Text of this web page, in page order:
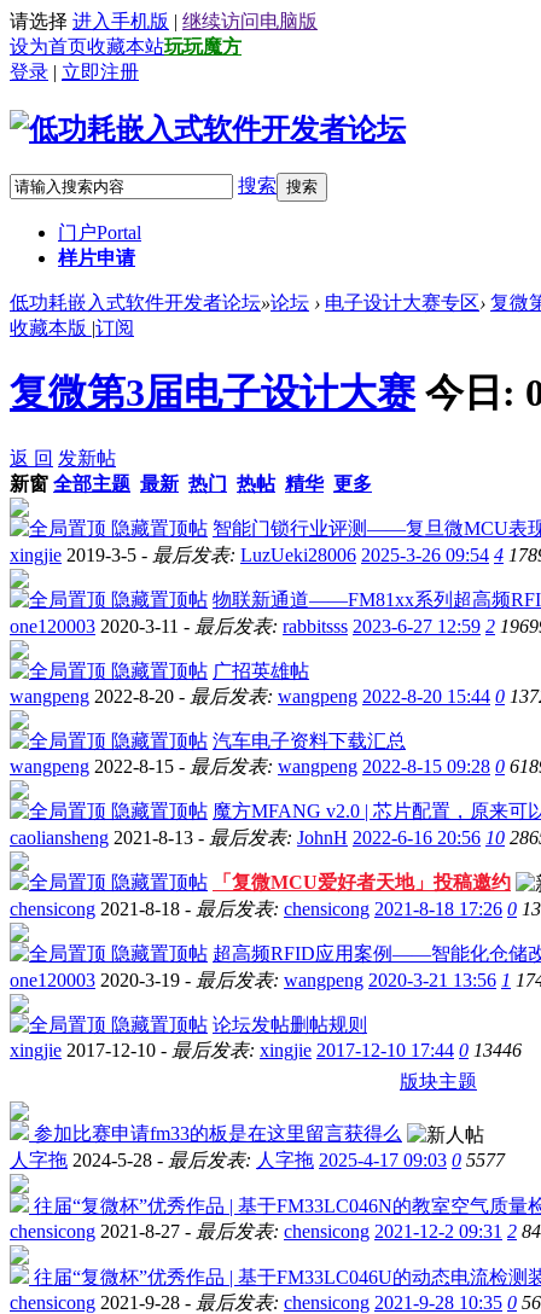
请选择 进入手机版 | 继续访问电脑版
设为首页收藏本站玩玩魔方
登录 | 立即注册
搜索 搜索
门户Portal
样片申请
低功耗嵌入式软件开发者论坛»论坛 › 电子设计大赛专区› 复微
收藏本版 |订阅
复微第3届电子设计大赛 今日:
返 回 发新帖
新窗 全部主题 最新 热门 热帖 精华 更多
隐藏置顶帖 智能门锁行业评测——复旦微MCU表
xingjie 2019-3-5 - 最后发表: LuzUeki28006 2025-3-26 09:54 4
隐藏置顶帖 物联新通道——FM81xx系列超高频
one120003 2020-3-11 - 最后发表: rabbitsss 2023-6-27 12:59 2
隐藏置顶帖 广招英雄帖
wangpeng 2022-8-20 - 最后发表: wangpeng 2022-8-20 15:44 0
隐藏置顶帖 汽车电子资料下载汇总
wangpeng 2022-8-15 - 最后发表: wangpeng 2022-8-15 09:28 0
隐藏置顶帖 魔方MFANG v2.0 | 芯片配置，原来可
caoliansheng 2021-8-13 - 最后发表: JohnH 2022-6-16 20:56 10
隐藏置顶帖
「复微MCU爱好者天地」投稿邀约
chensicong 2021-8-18 - 最后发表: chensicong 2021-8-18 17:26 0
隐藏置顶帖 超高频RFID应用案例——智能化仓储
one120003 2020-3-19 - 最后发表: wangpeng 2020-3-21 13:56 1
隐藏置顶帖 论坛发帖删帖规则
xingjie 2017-12-10 - 最后发表: xingjie 2017-12-10 17:44 0 13446
版块主题
参加比赛申请fm33的板是在这里留言获得么
人字拖 2024-5-28 - 最后发表: 人字拖 2025-4-17 09:03 0 5577
往届“复微杯”优秀作品 | 基于FM33LC046N的教室空气质量
chensicong 2021-8-27 - 最后发表: chensicong 2021-12-2 09:31 2
往届“复微杯”优秀作品 | 基于FM33LC046U的动态电流检测
chensicong 2021-9-28 - 最后发表: chensicong 2021-9-28 10:35 0